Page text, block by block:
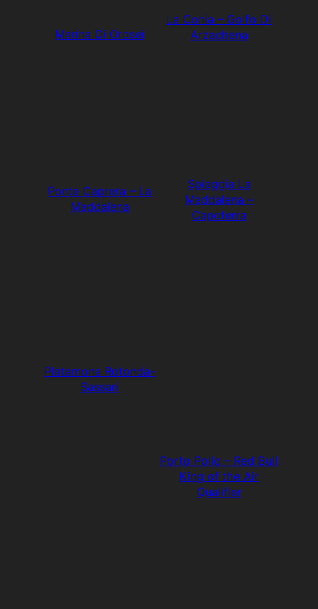
Marina Di Orosei
La Conia – Golfo Di
Arzachena
Ponte Caprera – La
Maddalena
Spiaggia La
Maddalena –
Capoterra
Platamona Rotonda-
Sassari
Porto Pollo – Red Bull
King of the Air
Qualifier